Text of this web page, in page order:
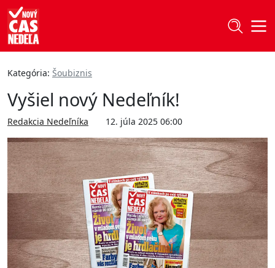
Kategória: Šoubiznis
Vyšiel nový Nedeľník!
Redakcia Nedeľníka 12. júla 2025 06:00